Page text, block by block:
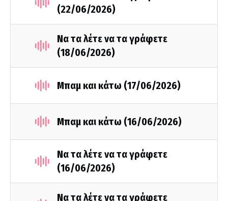
(22/06/2026)
Να τα λέτε να τα γράφετε
(18/06/2026)
Μπαμ και κάτω (17/06/2026)
Μπαμ και κάτω (16/06/2026)
Να τα λέτε να τα γράφετε
(16/06/2026)
Να τα λέτε να τα γράφετε